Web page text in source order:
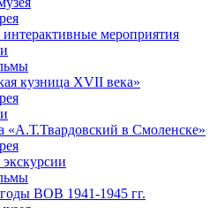
мероприятия
кузница XVII века»
«А.Т.Твардовский в Смоленске»
ВОВ 1941-1945 гг.